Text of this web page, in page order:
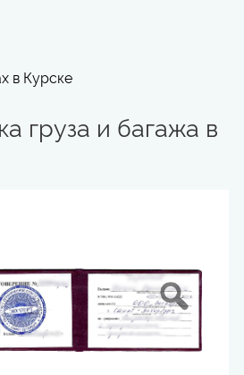
в Курске
груза и багажа в